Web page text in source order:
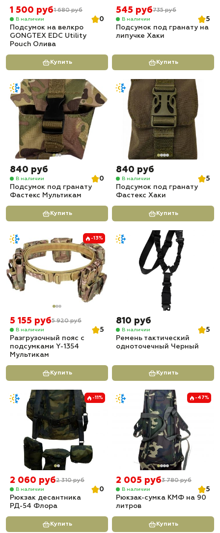
1 500 руб1 680 руб
В наличии
0
Подсумок на велкро
GONGTEX EDC Utility
Pouch Олива
Купить
545 руб735 руб
В наличии
5
Подсумок под гранату на
липучке Хаки
Купить
840 руб
В наличии
0
Подсумок под гранату
Фастекс Мультикам
Купить
840 руб
В наличии
5
Подсумок под гранату
Фастекс Хаки
Купить
-13%
5 155 руб5 920 руб
В наличии
5
Разгрузочный пояс с
подсумками Y-1354
Мультикам
Купить
810 руб
В наличии
5
Ремень тактический
одноточечный Черный
Купить
-11%
2 060 руб2 310 руб
В наличии
0
Рюкзак десантника
РД-54 Флора
Купить
-47%
2 005 руб3 780 руб
В наличии
5
Рюкзак-сумка КМФ на 90
литров
Купить